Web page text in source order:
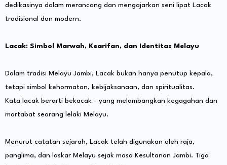
dedikasinya dalam merancang dan mengajarkan seni lipat Lacak
tradisional dan modern.
Lacak: Simbol Marwah, Kearifan, dan Identitas Melayu
Dalam tradisi Melayu Jambi, Lacak bukan hanya penutup kepala,
tetapi simbol kehormatan, kebijaksanaan, dan spiritualitas.
Kata lacak berarti bekacak - yang melambangkan kegagahan dan
martabat seorang lelaki Melayu.
Menurut catatan sejarah, Lacak telah digunakan oleh raja,
panglima, dan laskar Melayu sejak masa Kesultanan Jambi. Tiga